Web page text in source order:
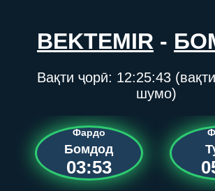
BEKTEMIR -
Вақти ҷорӣ: 12:25:43
шумо)
Фардо
Бомдод
03:53